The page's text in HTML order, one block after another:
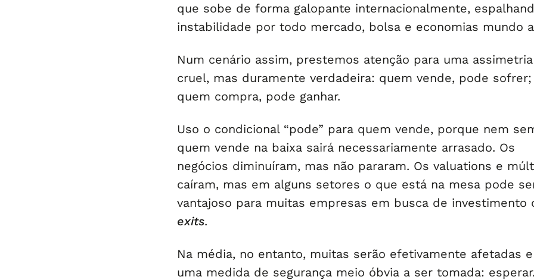
que sobe de forma galopante internacionalmente,
instabilidade por todo mercado, bolsa e economias mundo
Num cenário assim, prestemos atenção para uma assimetria
cruel, mas duramente verdadeira: quem vende, pode sofrer;
quem compra, pode ganhar.
Uso o condicional “pode” para quem vende, porque nem
quem vende na baixa sairá necessariamente arrasado. Os
negócios diminuíram, mas não pararam. Os valuations e
caíram, mas em alguns setores o que está na mesa pode
vantajoso para muitas empresas em busca de investimento
exits.
Na média, no entanto, muitas serão efetivamente afetadas
uma medida de segurança meio óbvia a ser tomada: esperar.